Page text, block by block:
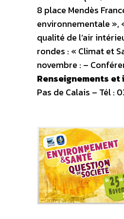
8 place Mendès
environnementale »,
qualité de l’air
rondes : « Climat et
novembre : –
Renseignements
Pas de Calais – Tél :